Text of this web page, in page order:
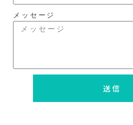
メッセージ
送信